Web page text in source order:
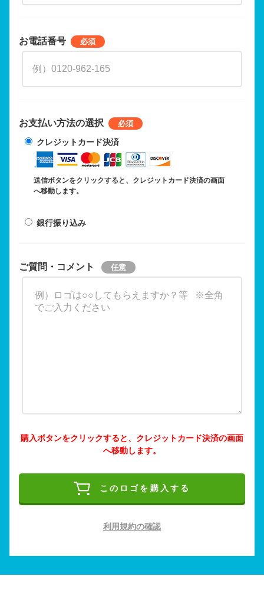
お電話番号
お支払い方法の選択
クレジットカード決済
送信ボタンをクリックすると、クレジットカード決済の画面
へ移動します。
銀行振り込み
ご質問・コメント
購入ボタンをクリックすると、クレジットカード決済の画面
へ移動します。
このロゴを購入する
利用規約の確認